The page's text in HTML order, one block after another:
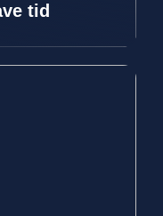
tid